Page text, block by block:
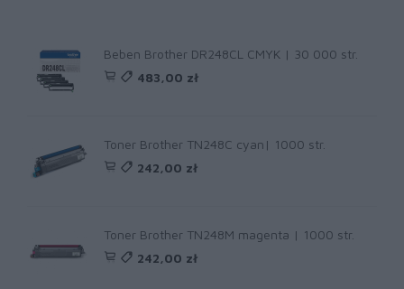
Beben Brother DR248CL CMYK | 30 000 str.
483,00 zł
Toner Brother TN248C cyan| 1000 str.
242,00 zł
Toner Brother TN248M magenta | 1000 str.
242,00 zł